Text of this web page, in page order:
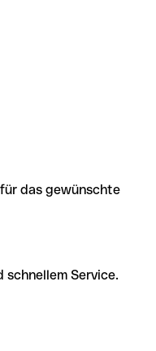
das gewünschte
schnellem Service.